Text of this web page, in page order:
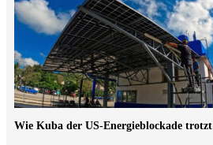
Wie Kuba der US-Energieblockade trotzt